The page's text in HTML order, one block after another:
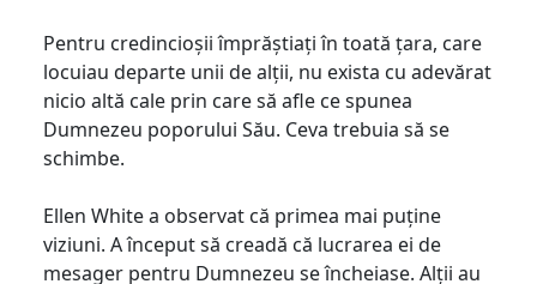
Pentru credincioșii împrăștiați în toată țara, care
locuiau departe unii de alții, nu exista cu adevărat
nicio altă cale prin care să afle ce spunea
Dumnezeu poporului Său. Ceva trebuia să se
schimbe.
Ellen White a observat că primea mai puține
viziuni. A început să creadă că lucrarea ei de
mesager pentru Dumnezeu se încheiase. Alții au